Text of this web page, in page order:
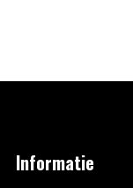
Informatie